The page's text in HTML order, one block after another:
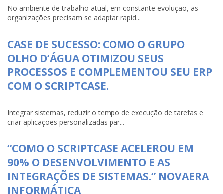
No ambiente de trabalho atual, em constante evolução, as
organizações precisam se adaptar rapid...
CASE DE SUCESSO: COMO O GRUPO
OLHO D’ÁGUA OTIMIZOU SEUS
PROCESSOS E COMPLEMENTOU SEU ERP
COM O SCRIPTCASE.
Integrar sistemas, reduzir o tempo de execução de tarefas e
criar aplicações personalizadas par...
“COMO O SCRIPTCASE ACELEROU EM
90% O DESENVOLVIMENTO E AS
INTEGRAÇÕES DE SISTEMAS.” NOVAERA
INFORMÁTICA